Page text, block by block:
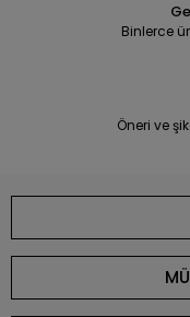
Binlerce
Öneri ve